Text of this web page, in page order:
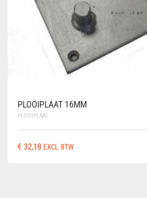
PLOOIPLAAT 16MM
PLOOIPLAAT
€ 32,18 EXCL. BTW